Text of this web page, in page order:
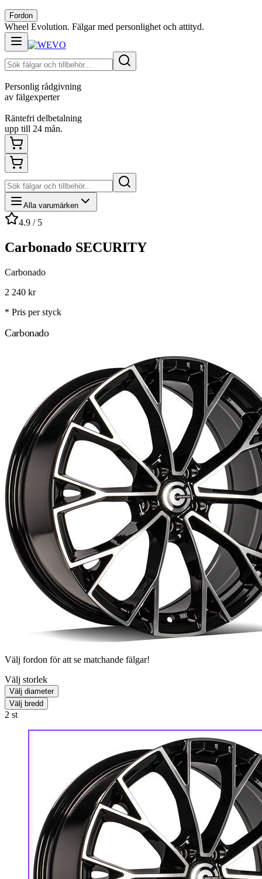
Fordon
Wheel Evolution. Fälgar med personlighet och attityd.
Personlig rådgivning
av fälgexperter
Räntefri delbetalning
upp till 24 mån.
Alla varumärken
4.9 / 5
Carbonado SECURITY
Carbonado
2 240 kr
* Pris per styck
Carbonado
Välj fordon för att se matchande fälgar!
Välj storlek
Välj diameter
Välj bredd
2 st